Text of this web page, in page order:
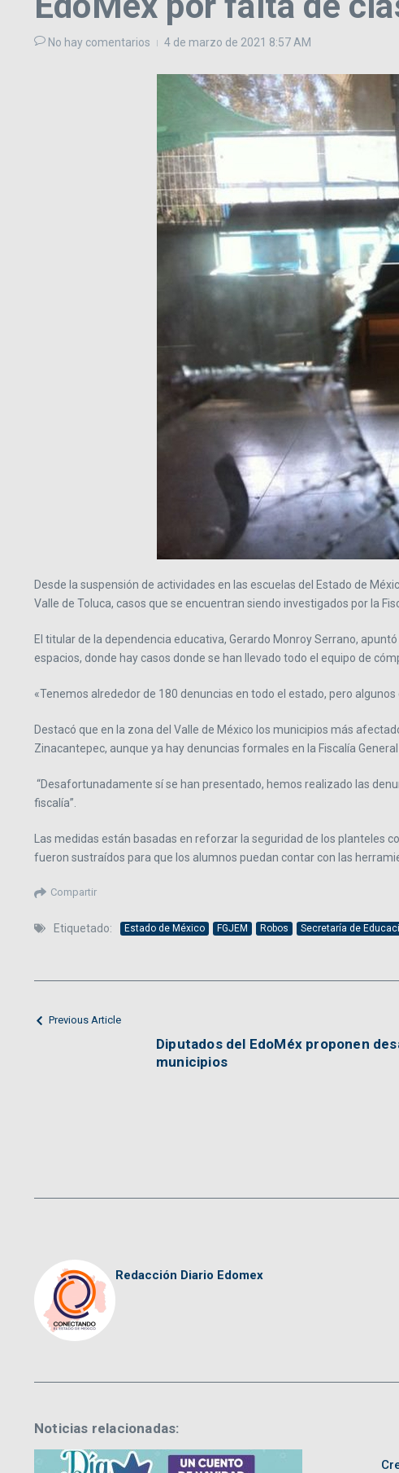
No hay comentarios 4 de marzo de 2021 8:57 AM
Desde la suspensión de actividades en las escuelas del Estado de
Valle de Toluca, casos que se encuentran siendo investigados por la
El titular de la dependencia educativa, Gerardo Monroy Serrano,
espacios, donde hay casos donde se han llevado todo el equipo de
«Tenemos alrededor de 180 denuncias en todo el estado, pero
Destacó que en la zona del Valle de México los municipios más
Zinacantepec, aunque ya hay denuncias formales en la Fiscalía
“Desafortunadamente sí se han presentado, hemos realizado las
fiscalía”.
Las medidas están basadas en reforzar la seguridad de los planteles
fueron sustraídos para que los alumnos puedan contar con las
Compartir
Etiquetado: Estado de México FGJEM Robos Secretaría de
Previous Article
Diputados del EdoMéx proponen
municipios
Redacción Diario Edomex
Noticias relacionadas: